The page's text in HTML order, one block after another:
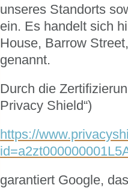
unseres Standorts
ein. Es handelt sich
House, Barrow
genannt.
Durch die
Privacy Shield“)
https://
garantiert Google,